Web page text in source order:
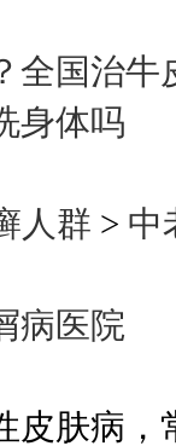
全国治牛
身体吗
人群 > 中
病医院
皮肤病